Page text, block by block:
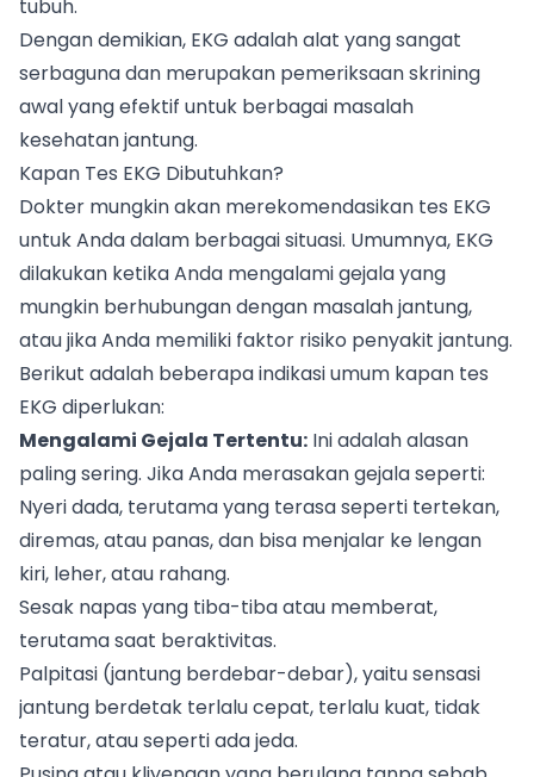
tubuh.
Dengan demikian, EKG adalah alat yang sangat
serbaguna dan merupakan pemeriksaan skrining
awal yang efektif untuk berbagai masalah
kesehatan jantung.
Kapan Tes EKG Dibutuhkan?
Dokter mungkin akan merekomendasikan tes EKG
untuk Anda dalam berbagai situasi. Umumnya, EKG
dilakukan ketika Anda mengalami gejala yang
mungkin berhubungan dengan masalah jantung,
atau jika Anda memiliki faktor risiko penyakit jantung.
Berikut adalah beberapa indikasi umum kapan tes
EKG diperlukan:
Mengalami Gejala Tertentu: Ini adalah alasan
paling sering. Jika Anda merasakan gejala seperti:
Nyeri dada, terutama yang terasa seperti tertekan,
diremas, atau panas, dan bisa menjalar ke lengan
kiri, leher, atau rahang.
Sesak napas yang tiba-tiba atau memberat,
terutama saat beraktivitas.
Palpitasi (jantung berdebar-debar), yaitu sensasi
jantung berdetak terlalu cepat, terlalu kuat, tidak
teratur, atau seperti ada jeda.